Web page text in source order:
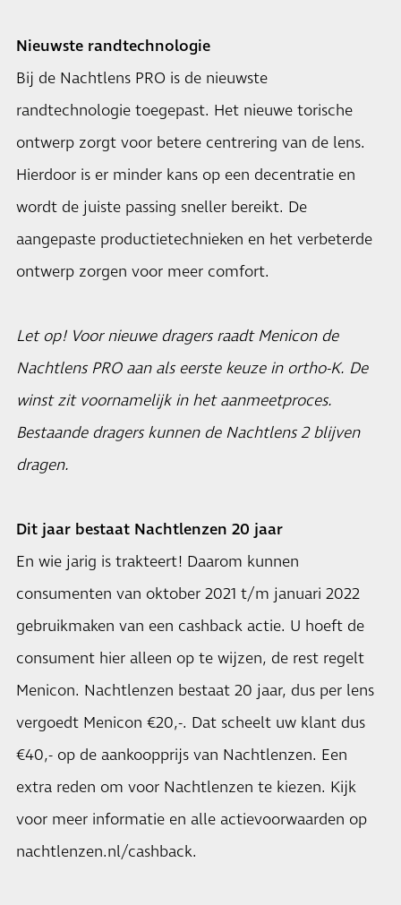
Nieuwste randtechnologie
Bij de Nachtlens PRO is de nieuwste
randtechnologie toegepast. Het nieuwe torische
ontwerp zorgt voor betere centrering van de lens.
Hierdoor is er minder kans op een decentratie en
wordt de juiste passing sneller bereikt. De
aangepaste productietechnieken en het verbeterde
ontwerp zorgen voor meer comfort.
Let op! Voor nieuwe dragers raadt Menicon de
Nachtlens PRO aan als eerste keuze in ortho-K. De
winst zit voornamelijk in het aanmeetproces.
Bestaande dragers kunnen de Nachtlens 2 blijven
dragen.
Dit jaar bestaat Nachtlenzen 20 jaar
En wie jarig is trakteert! Daarom kunnen
consumenten van oktober 2021 t/m januari 2022
gebruikmaken van een cashback actie. U hoeft de
consument hier alleen op te wijzen, de rest regelt
Menicon. Nachtlenzen bestaat 20 jaar, dus per lens
vergoedt Menicon €20,-. Dat scheelt uw klant dus
€40,- op de aankoopprijs van Nachtlenzen. Een
extra reden om voor Nachtlenzen te kiezen. Kijk
voor meer informatie en alle actievoorwaarden op
nachtlenzen.nl/cashback.